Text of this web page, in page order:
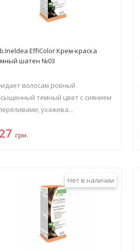
EffiColor Крем-краска
шатен №03
волосам ровный
темный цвет с сиянием
ухажива...
грн.
Нет в наличии